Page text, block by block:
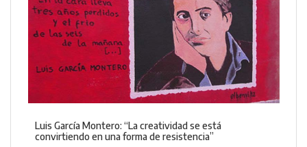
Luis García Montero: “La creatividad se está
convirtiendo en una forma de resistencia”